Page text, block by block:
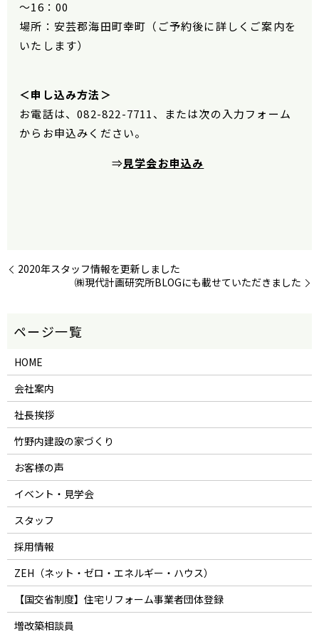
～16 ： 00
場所：安芸郡海田町幸町（ご予約後に詳しくご案内を
いたします）
＜申し込み方法＞
お電話は、082-822-7711、または次の入力フォーム
からお申込みください。
⇒見学会お申込み
2020年スタッフ情報を更新しました
㈱現代計画研究所BLOGにも載せていただきました
HOME
会社案内
社長挨拶
竹野内建設の家づくり
お客様の声
イベント・見学会
スタッフ
採用情報
ZEH（ネット・ゼロ・エネルギー・ハウス）
【国交省制度】住宅リフォーム事業者団体登録
増改築相談員